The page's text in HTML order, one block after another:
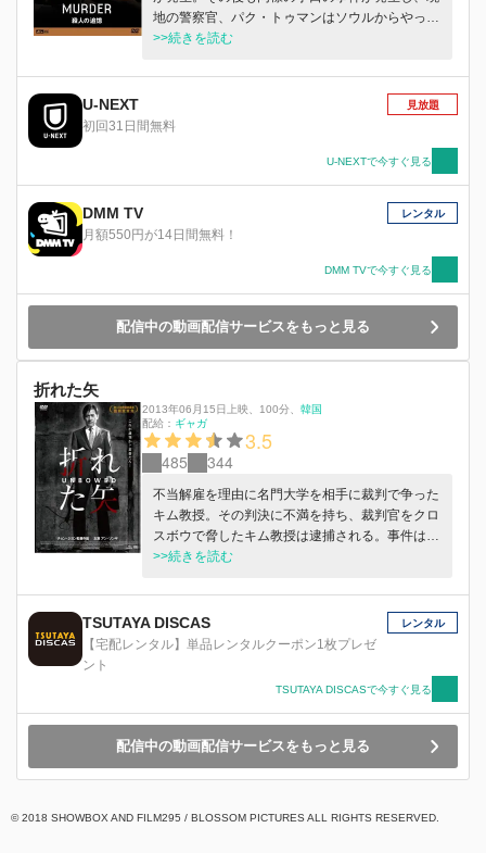
地の警察官、パク・トゥマンはソウルからやって
きたソ・テユンと捜査にあたることに。なにかと
浮かび上がり…。
>>続きを読む
U-NEXT
初回31日間無料
見放題
U-NEXTで今すぐ見る
DMM TV
月額550円が14日間無料！
レンタル
DMM TVで今すぐ見る
配信中の動画配信サービスをもっと見る
折れた矢
2013年06月15日上映、 100分、 韓国
配給： ギャガ
3.5
485 344
不当解雇を理由に名門大学を相手に裁判で争った
キム教授。その判決に不満を持ち、裁判官をクロ
スボウで脅したキム教授は逮捕される。事件は証
言に食い違いがあり、意外な方向へ進んでいく。
大反響を起こし…。
>>続きを読む
TSUTAYA DISCAS
【宅配レンタル】単品レンタルクーポン1枚プレゼ
ント
レンタル
TSUTAYA DISCASで今すぐ見る
配信中の動画配信サービスをもっと見る
© 2018 SHOWBOX AND FILM295 / BLOSSOM PICTURES ALL RIGHTS RESERVED.